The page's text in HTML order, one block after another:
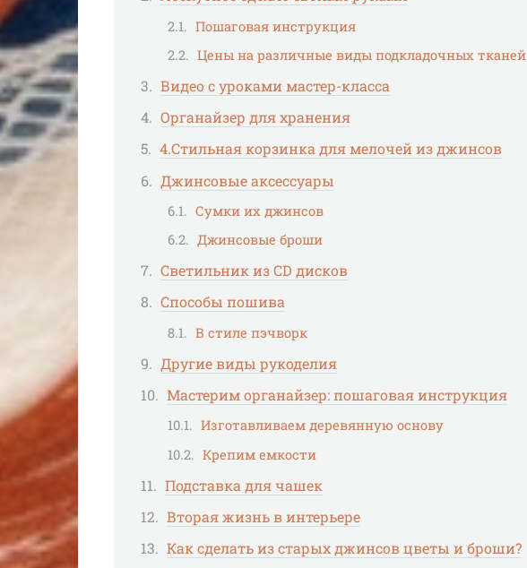
Пошаговая инструкция
Цены на различные виды подкладочных тканей
Видео с уроками мастер-класса
Органайзер для хранения
4.Стильная корзинка для мелочей из джинсов
Джинсовые аксессуары
Сумки их джинсов
Джинсовые броши
Светильник из CD дисков
Способы пошива
В стиле пэчворк
Другие виды рукоделия
Мастерим органайзер: пошаговая инструкция
Изготавливаем деревянную основу
Крепим емкости
Подставка для чашек
Вторая жизнь в интерьере
Как сделать из старых джинсов цветы и броши?